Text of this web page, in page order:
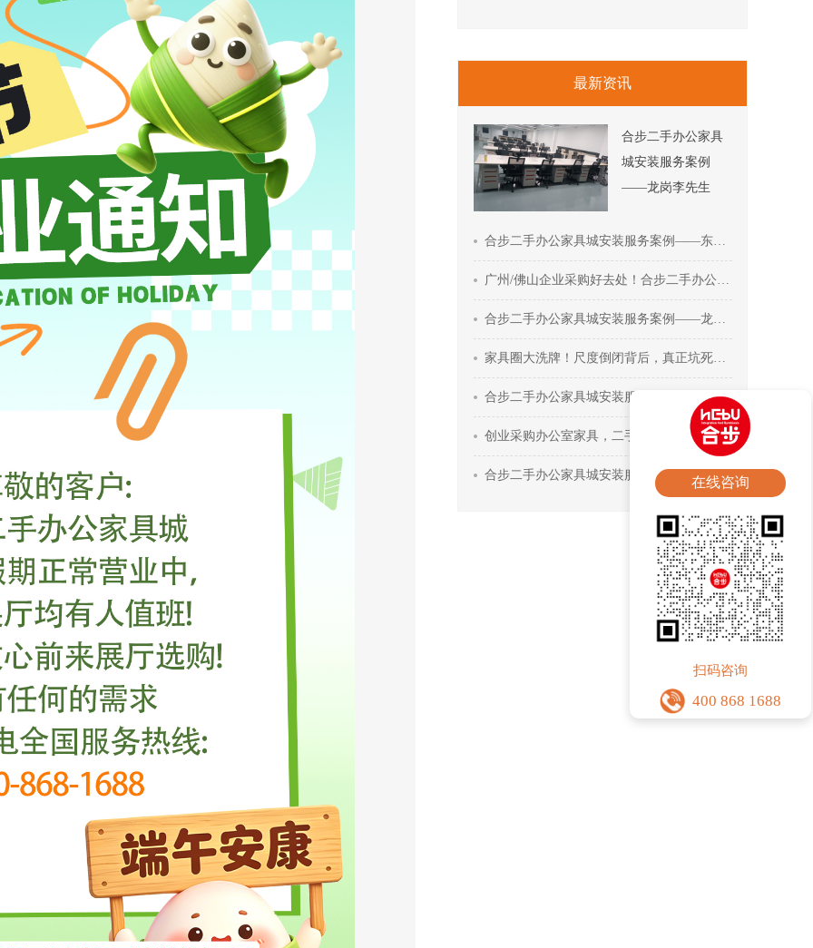
在线咨询
扫码咨询
400 868 1688
最新资讯
合步二手办公家具
城安装服务案例
——龙岗李先生
合步二手办公家具城安装服务案例——东莞戴先生
广州/佛山企业采购好去处！合步二手办公家具市场，一站式配齐
合步二手办公家具城安装服务案例——龙华张总
家具圈大洗牌！尺度倒闭背后，真正坑死实体老板的3个真相
合步二手办公家具城安装服务案例——宝安雷总
创业采购办公室家具，二手真的太香了
合步二手办公家具城安装服务案例——南山关先生